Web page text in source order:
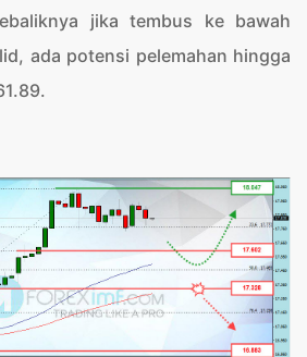
jika tembus ke bawah
ada potensi pelemahan hingga